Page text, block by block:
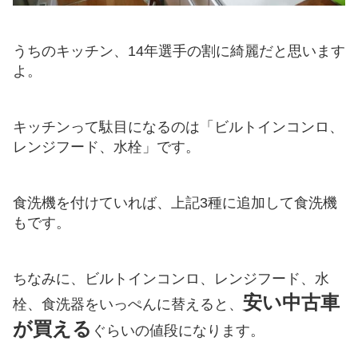
うちのキッチン、14年選手の割に綺麗だと思います
よ。
キッチンって駄目になるのは「ビルトインコンロ、
レンジフード、水栓」です。
食洗機を付けていれば、上記3種に追加して食洗機
もです。
ちなみに、ビルトインコンロ、レンジフード、水
栓、食洗器をいっぺんに替えると、 安い中古車
が買える ぐらいの値段になります。